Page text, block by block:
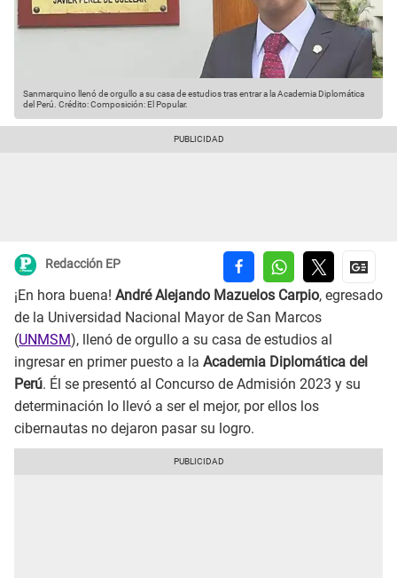
Sanmarquino llenó de orgullo a su casa de estudios tras entrar a la Academia Diplomática
del Perú. Crédito: Composición: El Popular.
Redacción EP
¡En hora buena! André Alejando Mazuelos Carpio, egresado
de la Universidad Nacional Mayor de San Marcos
(UNMSM), llenó de orgullo a su casa de estudios al
ingresar en primer puesto a la Academia Diplomática del
Perú. Él se presentó al Concurso de Admisión 2023 y su
determinación lo llevó a ser el mejor, por ellos los
cibernautas no dejaron pasar su logro.